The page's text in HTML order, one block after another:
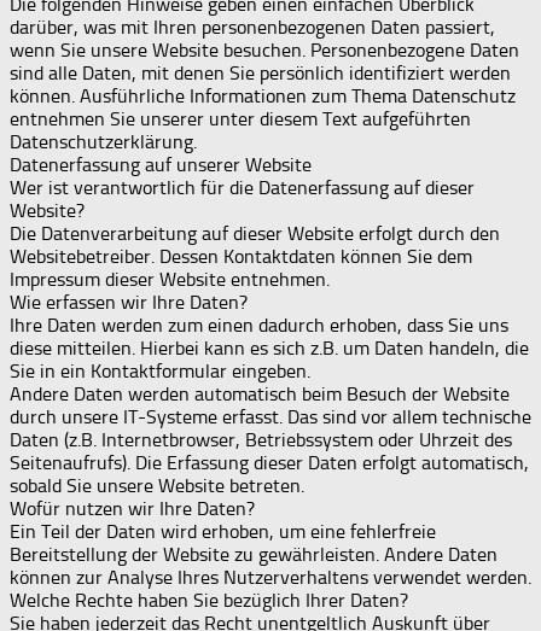
darüber, was mit Ihren personenbezogenen Daten passiert,
wenn Sie unsere Website besuchen. Personenbezogene Daten
sind alle Daten, mit denen Sie persönlich identifiziert werden
können. Ausführliche Informationen zum Thema Datenschutz
entnehmen Sie unserer unter diesem Text aufgeführten
Datenschutzerklärung.
Datenerfassung auf unserer Website
Wer ist verantwortlich für die Datenerfassung auf dieser
Website?
Die Datenverarbeitung auf dieser Website erfolgt durch den
Websitebetreiber. Dessen Kontaktdaten können Sie dem
Impressum dieser Website entnehmen.
Wie erfassen wir Ihre Daten?
Ihre Daten werden zum einen dadurch erhoben, dass Sie uns
diese mitteilen. Hierbei kann es sich z.B. um Daten handeln, die
Sie in ein Kontaktformular eingeben.
Andere Daten werden automatisch beim Besuch der Website
durch unsere IT-Systeme erfasst. Das sind vor allem technische
Daten (z.B. Internetbrowser, Betriebssystem oder Uhrzeit des
Seitenaufrufs). Die Erfassung dieser Daten erfolgt automatisch,
sobald Sie unsere Website betreten.
Wofür nutzen wir Ihre Daten?
Ein Teil der Daten wird erhoben, um eine fehlerfreie
Bereitstellung der Website zu gewährleisten. Andere Daten
können zur Analyse Ihres Nutzerverhaltens verwendet werden.
Welche Rechte haben Sie bezüglich Ihrer Daten?
Sie haben jederzeit das Recht unentgeltlich Auskunft über